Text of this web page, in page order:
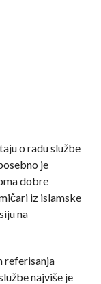
o radu službe
je
dobre
iz islamske
na
referisanja
najviše je